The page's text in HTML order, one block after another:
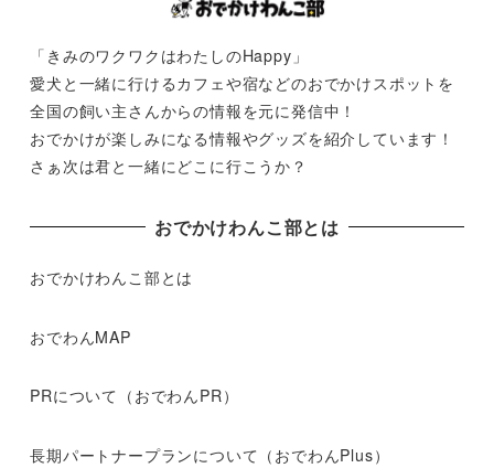
「きみのワクワクはわたしのHappy」
愛犬と一緒に行けるカフェや宿などのおでかけスポットを
全国の飼い主さんからの情報を元に発信中！
おでかけが楽しみになる情報やグッズを紹介しています！
さぁ次は君と一緒にどこに行こうか？
おでかけわんこ部とは
おでかけわんこ部とは
おでわんMAP
PRについて（おでわんPR）
長期パートナープランについて（おでわんPlus）